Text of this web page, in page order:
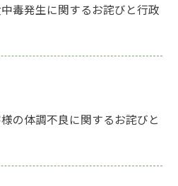
毒発生に関するお詫びと行政
の体調不良に関するお詫びと